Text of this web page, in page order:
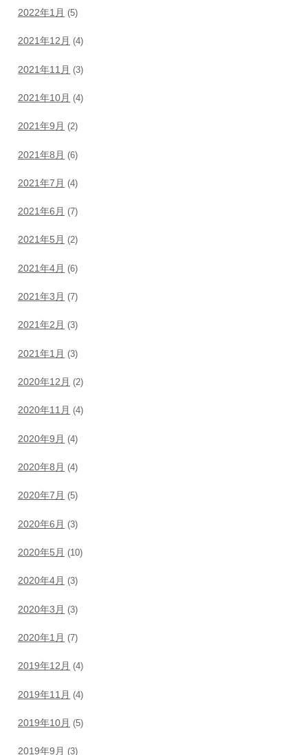
2022年1月 (5)
2021年12月 (4)
2021年11月 (3)
2021年10月 (4)
2021年9月 (2)
2021年8月 (6)
2021年7月 (4)
2021年6月 (7)
2021年5月 (2)
2021年4月 (6)
2021年3月 (7)
2021年2月 (3)
2021年1月 (3)
2020年12月 (2)
2020年11月 (4)
2020年9月 (4)
2020年8月 (4)
2020年7月 (5)
2020年6月 (3)
2020年5月 (10)
2020年4月 (3)
2020年3月 (3)
2020年1月 (7)
2019年12月 (4)
2019年11月 (4)
2019年10月 (5)
2019年9月 (3)